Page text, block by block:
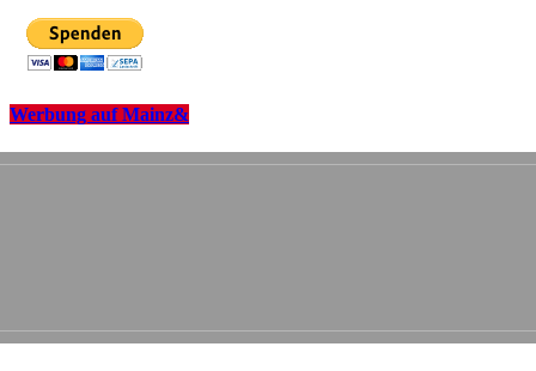
Werbung auf Mainz&